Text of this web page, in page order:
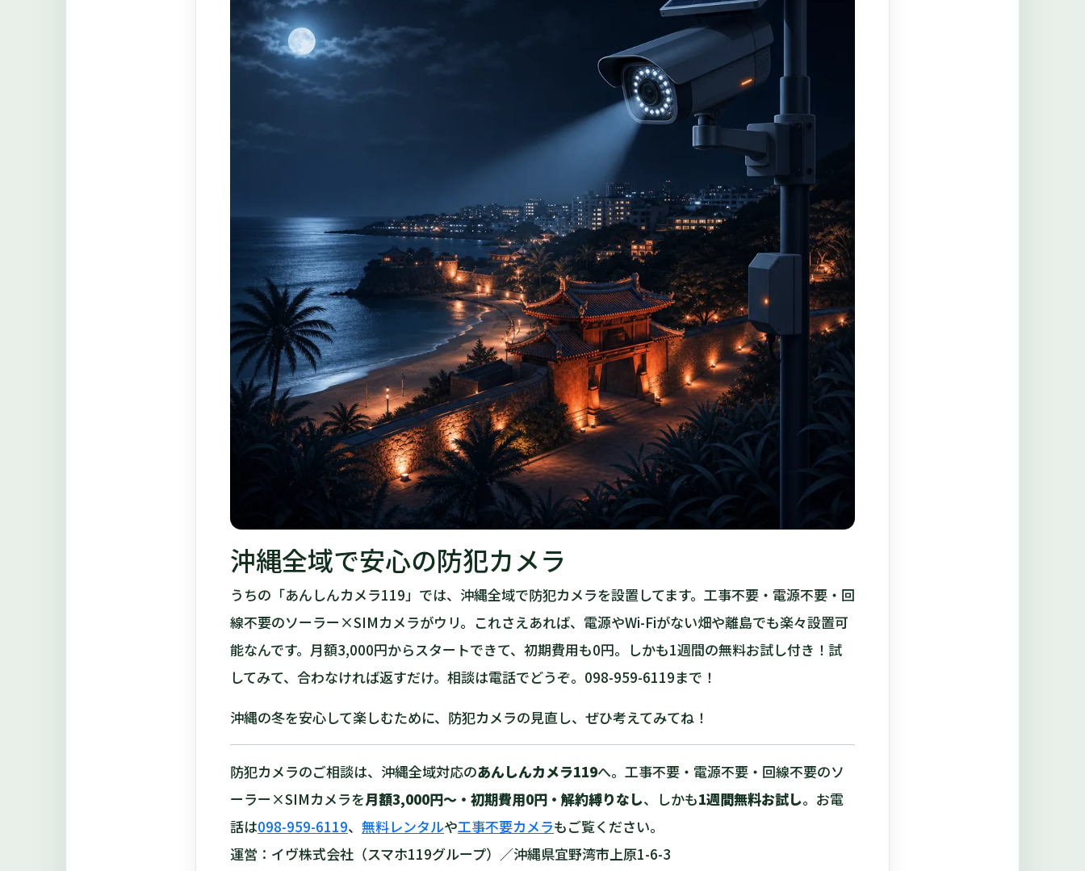
沖縄全域で安心の防犯カメラ
うちの「あんしんカメラ119」では、沖縄全域で防犯カメラを設置してます。工事不要・電源不要・回
線不要のソーラー×SIMカメラがウリ。これさえあれば、電源やWi-Fiがない畑や離島でも楽々設置可
能なんです。月額3,000円からスタートできて、初期費用も0円。しかも1週間の無料お試し付き！試
してみて、合わなければ返すだけ。相談は電話でどうぞ。098-959-6119まで！
沖縄の冬を安心して楽しむために、防犯カメラの見直し、ぜひ考えてみてね！
防犯カメラのご相談は、沖縄全域対応のあんしんカメラ119へ。工事不要・電源不要・回線不要のソ
ーラー×SIMカメラを月額3,000円〜・初期費用0円・解約縛りなし、しかも1週間無料お試し。お電
話は098-959-6119、 無料レンタルや工事不要カメラもご覧ください。
運営：イヴ株式会社（スマホ119グループ）／沖縄県宜野湾市上原1-6-3